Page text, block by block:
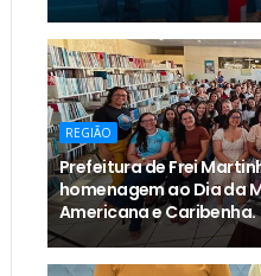
REGIÃO
Prefeitura de Frei
homenagem ao Dia da
Americana e Caribenha.